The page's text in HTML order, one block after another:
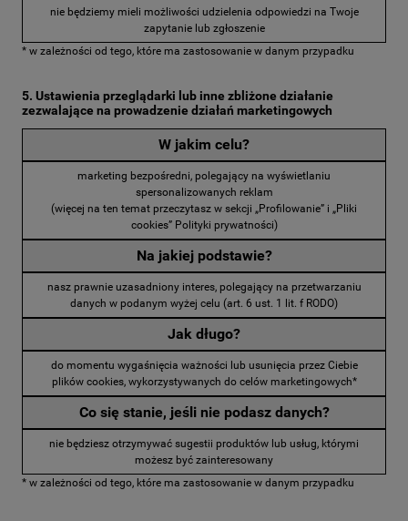
nie będziemy mieli możliwości udzielenia odpowiedzi na Twoje
zapytanie lub zgłoszenie
* w zależności od tego, które ma zastosowanie w danym przypadku
5. Ustawienia przeglądarki lub inne zbliżone działanie
zezwalające na prowadzenie działań marketingowych
W jakim celu?
marketing bezpośredni, polegający na wyświetlaniu
spersonalizowanych reklam
(więcej na ten temat przeczytasz w sekcji „Profilowanie” i „Pliki
cookies” Polityki prywatności)
Na jakiej podstawie?
nasz prawnie uzasadniony interes, polegający na przetwarzaniu
danych w podanym wyżej celu (art. 6 ust. 1 lit. f RODO)
Jak długo?
do momentu wygaśnięcia ważności lub usunięcia przez Ciebie
plików cookies, wykorzystywanych do celów marketingowych*
Co się stanie, jeśli nie podasz danych?
nie będziesz otrzymywać sugestii produktów lub usług, którymi
możesz być zainteresowany
* w zależności od tego, które ma zastosowanie w danym przypadku